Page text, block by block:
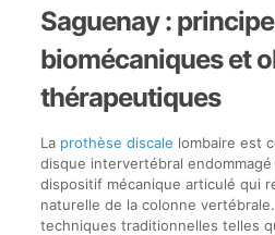
Saguenay :
biomécaniques et
thérapeutiques
La prothèse discale lombaire est
disque intervertébral
dispositif mécanique articulé qui
naturelle de la colonne
techniques traditionnelles telles